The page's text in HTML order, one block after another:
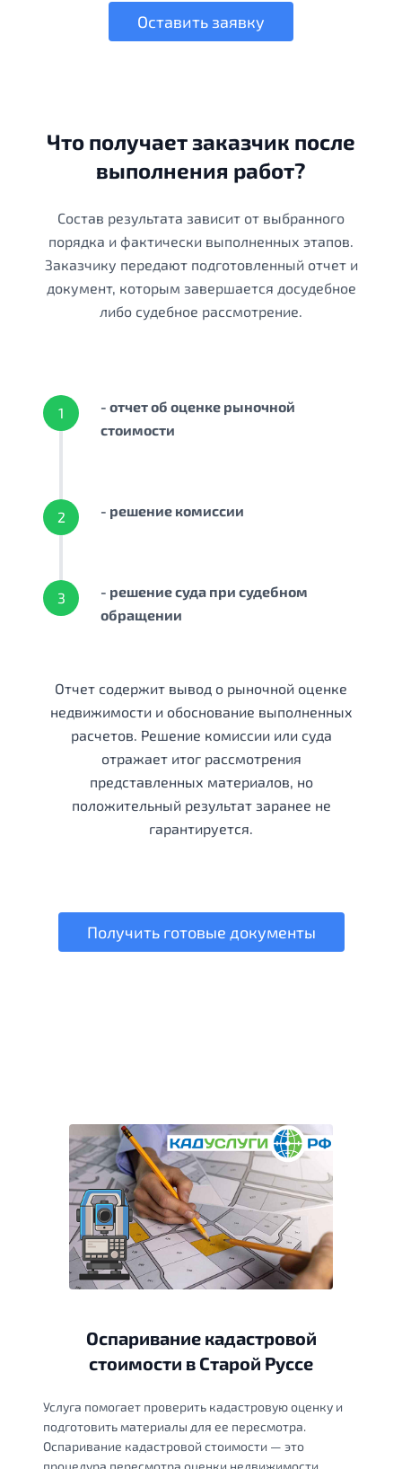
Оставить заявку
Что получает заказчик после
выполнения работ?
Состав результата зависит от выбранного
порядка и фактически выполненных этапов.
Заказчику передают подготовленный отчет и
документ, которым завершается досудебное
либо судебное рассмотрение.
1
- отчет об оценке рыночной
стоимости
2 - решение комиссии
3
- решение суда при судебном
обращении
Отчет содержит вывод о рыночной оценке
недвижимости и обоснование выполненных
расчетов. Решение комиссии или суда
отражает итог рассмотрения
представленных материалов, но
положительный результат заранее не
гарантируется.
Получить готовые документы
Оспаривание кадастровой
стоимости в Старой Руссе
Услуга помогает проверить кадастровую оценку и
подготовить материалы для ее пересмотра.
Оспаривание кадастровой стоимости — это
процедура пересмотра оценки недвижимости,